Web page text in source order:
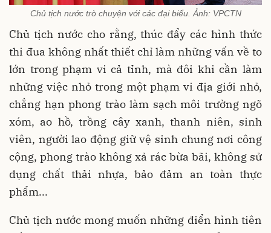
Chủ tịch nước trò chuyện với các đại biểu. Ảnh: VPCTN
Chủ tịch nước cho rằng, thúc đẩy các hình thức
thi đua không nhất thiết chỉ làm những vấn về to
lớn trong phạm vi cả tỉnh, mà đôi khi cần làm
những việc nhỏ trong một phạm vi địa giới nhỏ,
chẳng hạn phong trào làm sạch môi trường ngõ
xóm, ao hồ, trồng cây xanh, thanh niên, sinh
viên, người lao động giữ vệ sinh chung nơi công
cộng, phong trào không xả rác bừa bãi, không sử
dụng chất thải nhựa, bảo đảm an toàn thực
phẩm...
Chủ tịch nước mong muốn những điển hình tiên